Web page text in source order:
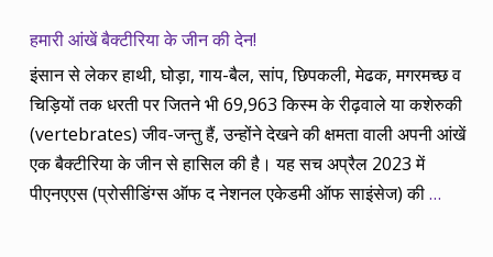
हमारी आंखें बैक्टीरिया के जीन की देन!
इंसान से लेकर हाथी, घोड़ा, गाय-बैल, सांप, छिपकली, मेढक, मगरमच्छ व
चिड़ियों तक धरती पर जितने भी 69,963 किस्म के रीढ़वाले या कशेरुकी
(vertebrates) जीव-जन्तु हैं, उन्होंने देखने की क्षमता वाली अपनी आंखें
एक बैक्टीरिया के जीन से हासिल की है। यह सच अप्रैल 2023 में
पीएनएएस (प्रोसीडिंग्स ऑफ द नेशनल एकेडमी ऑफ साइंसेज) की…